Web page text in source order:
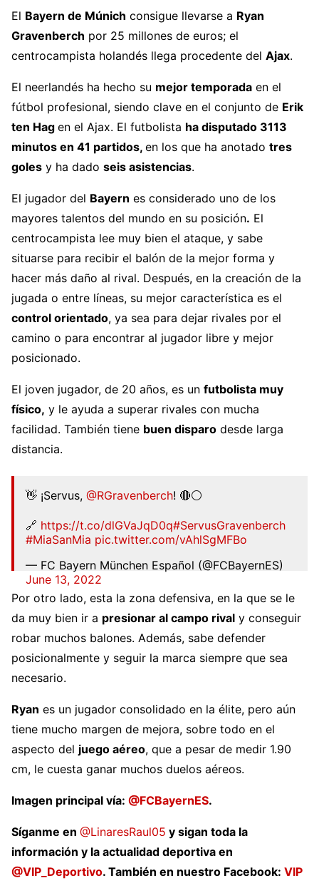
El Bayern de Múnich consigue llevarse a Ryan
Gravenberch por 25 millones de euros; el
centrocampista holandés llega procedente del Ajax.
El neerlandés ha hecho su mejor temporada en el
fútbol profesional, siendo clave en el conjunto de Erik
ten Hag en el Ajax. El futbolista ha disputado 3113
minutos en 41 partidos, en los que ha anotado tres
goles y ha dado seis asistencias.
El jugador del Bayern es considerado uno de los
mayores talentos del mundo en su posición. El
centrocampista lee muy bien el ataque, y sabe
situarse para recibir el balón de la mejor forma y
hacer más daño al rival. Después, en la creación de la
jugada o entre líneas, su mejor característica es el
control orientado, ya sea para dejar rivales por el
camino o para encontrar al jugador libre y mejor
posicionado.
El joven jugador, de 20 años, es un futbolista muy
físico, y le ayuda a superar rivales con mucha
facilidad. También tiene buen disparo desde larga
distancia.
👋 ¡Servus, @RGravenberch! 🔴⚪
🔗 https://t.co/dlGVaJqD0q#ServusGravenberch
#MiaSanMia pic.twitter.com/vAhlSgMFBo
— FC Bayern München Español (@FCBayernES)
June 13, 2022
Por otro lado, esta la zona defensiva, en la que se le
da muy bien ir a presionar al campo rival y conseguir
robar muchos balones. Además, sabe defender
posicionalmente y seguir la marca siempre que sea
necesario.
Ryan es un jugador consolidado en la élite, pero aún
tiene mucho margen de mejora, sobre todo en el
aspecto del juego aéreo, que a pesar de medir 1.90
cm, le cuesta ganar muchos duelos aéreos.
Imagen principal vía: @FCBayernES.
Síganme en @LinaresRaul05 y sigan toda la
información y la actualidad deportiva en
@VIP_Deportivo. También en nuestro Facebook: VIP